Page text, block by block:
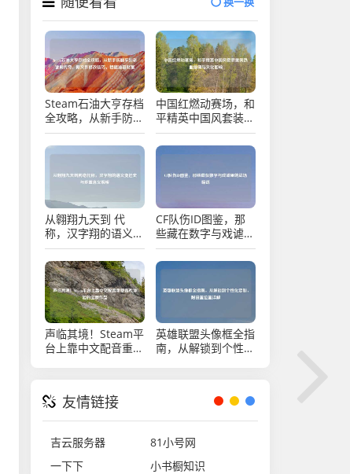
Steam石油大亨存档
全攻略，从新手防翻
车到老饕刷传奇，附
文件修改技巧，稳攥
中国红燃动赛场，和
平精英中国风套装里
的热血信仰与文化回
响
从翱翔九天到 代
称，汉字翔的语义变
迁史与多重含义解析
CF队伤ID图鉴，那
些藏在数字与戏谑里
的战场暗语
声临其境！Steam平
台上靠中文配音重塑
英雄联盟头像框全指
南，从解锁到个性化
友情链接
吉云服务器
81小号网
一下下
小书橱知识